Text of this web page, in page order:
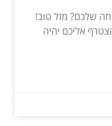
שלכם? מזל טוב!
אליכם יהיה